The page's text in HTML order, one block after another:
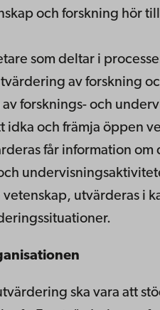
och forskning hör
som deltar i
av forskning
forsknings- och
idka och främja öppen
får information
vetenskap, utvärderas i
ska vara att